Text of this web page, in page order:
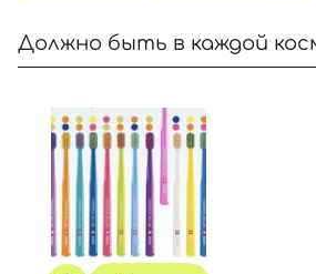
Должно быть в каждой